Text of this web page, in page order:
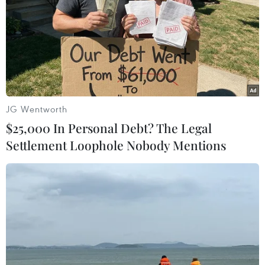
nghiệp VIB Business Card với thời gian miễn lãi
đến 58 ngày, đồng thời triển khai giải pháp
PayFlex trên nền tảng công nghệ Visa Flex
Credential, mở ra trải nghiệm thanh toán linh
hoạt và khác biệt.
Với những nỗ lực trong việc đổi mới sáng tạo,
VIB đã nhận giải Đột phá cá nhân hóa trải
JG Wentworth
$25,000 In Personal Debt? The Legal
Settlement Loophole Nobody Mentions